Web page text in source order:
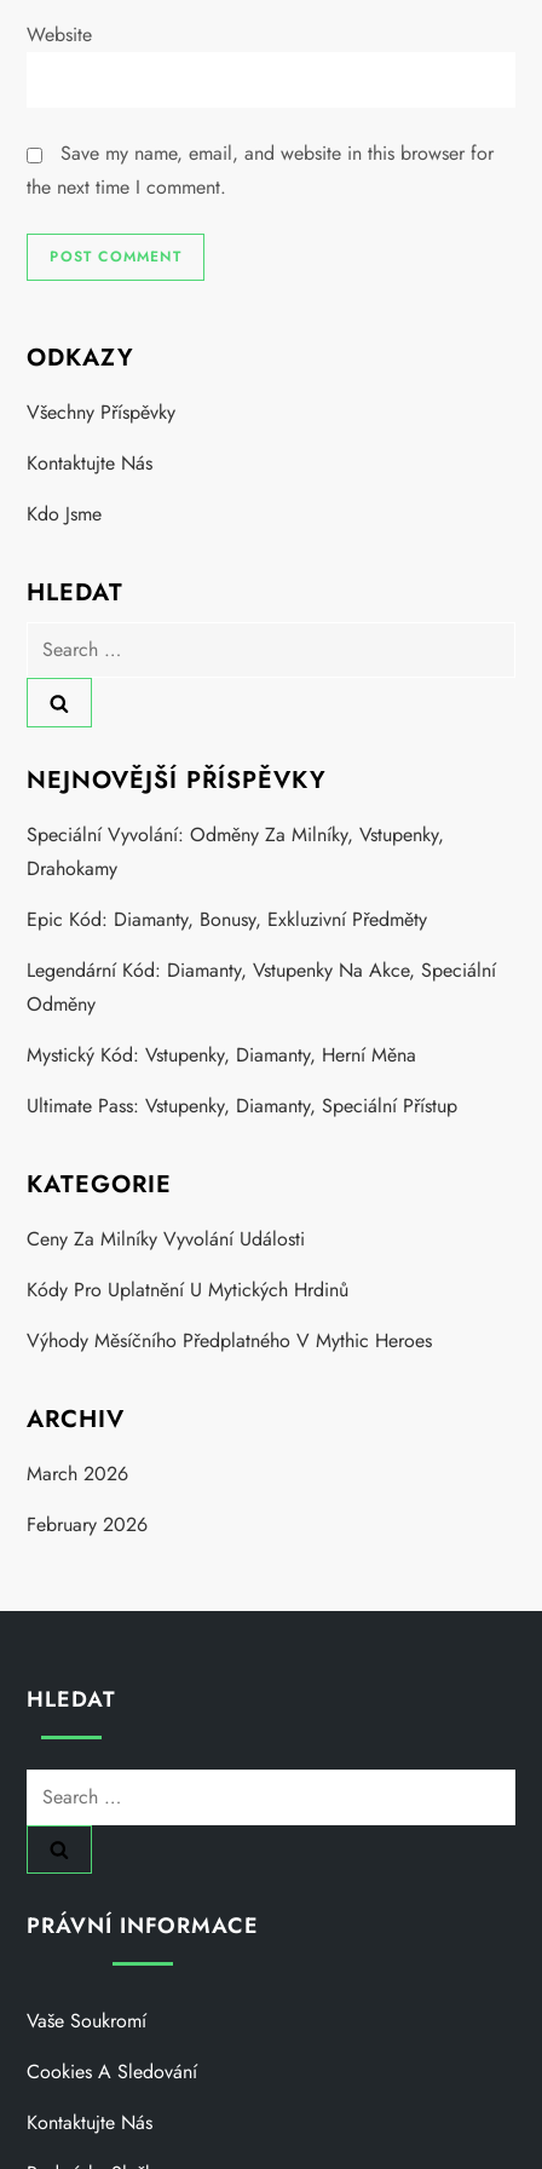
Website
Save my name, email, and website in this browser for
the next time I comment.
ODKAZY
Všechny Příspěvky
Kontaktujte Nás
Kdo Jsme
HLEDAT
Search
for:
NEJNOVĚJŠÍ PŘÍSPĚVKY
Speciální Vyvolání: Odměny Za Milníky, Vstupenky,
Drahokamy
Epic Kód: Diamanty, Bonusy, Exkluzivní Předměty
Legendární Kód: Diamanty, Vstupenky Na Akce, Speciální
Odměny
Mystický Kód: Vstupenky, Diamanty, Herní Měna
Ultimate Pass: Vstupenky, Diamanty, Speciální Přístup
KATEGORIE
Ceny Za Milníky Vyvolání Události
Kódy Pro Uplatnění U Mytických Hrdinů
Výhody Měsíčního Předplatného V Mythic Heroes
ARCHIV
March 2026
February 2026
HLEDAT
Search
PRÁVNÍ INFORMACE
Vaše Soukromí
Cookies A Sledování
Kontaktujte Nás